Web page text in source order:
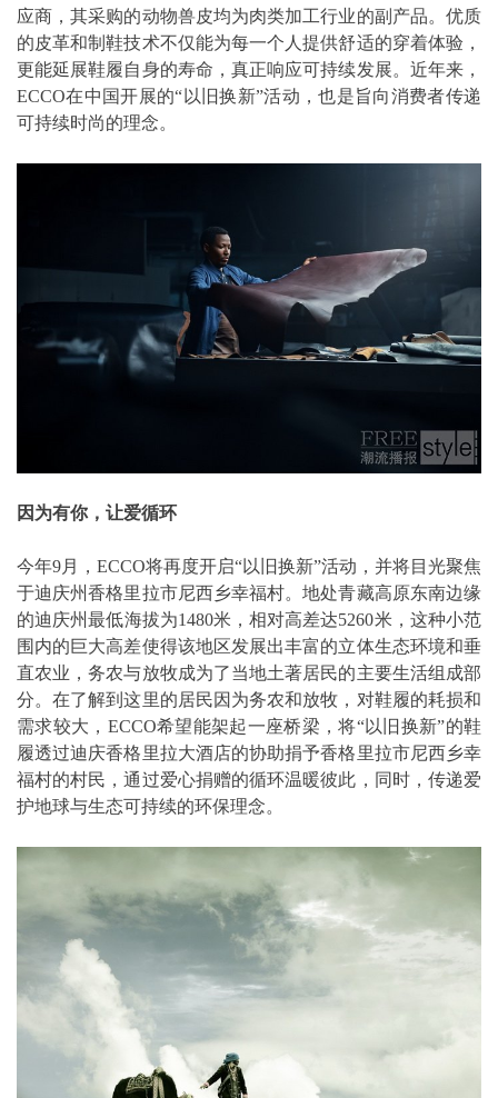
应商，其采购的动物兽皮均为肉类加工行业的副产品。优质
的皮革和制鞋技术不仅能为每一个人提供舒适的穿着体验，
更能延展鞋履自身的寿命，真正响应可持续发展。近年来，
ECCO在中国开展的“以旧换新”活动，也是旨向消费者传递
可持续时尚的理念。
因为有你，让爱循环
今年9月，ECCO将再度开启“以旧换新”活动，并将目光聚焦
于迪庆州香格里拉市尼西乡幸福村。地处青藏高原东南边缘
的迪庆州最低海拔为1480米，相对高差达5260米，这种小范
围内的巨大高差使得该地区发展出丰富的立体生态环境和垂
直农业，务农与放牧成为了当地土著居民的主要生活组成部
分。在了解到这里的居民因为务农和放牧，对鞋履的耗损和
需求较大，ECCO希望能架起一座桥梁，将“以旧换新”的鞋
履透过迪庆香格里拉大酒店的协助捐予香格里拉市尼西乡幸
福村的村民，通过爱心捐赠的循环温暖彼此，同时，传递爱
护地球与生态可持续的环保理念。